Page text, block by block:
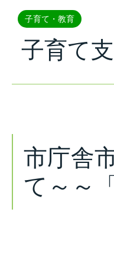
子育て・教育
子育て
市庁舎
て～～